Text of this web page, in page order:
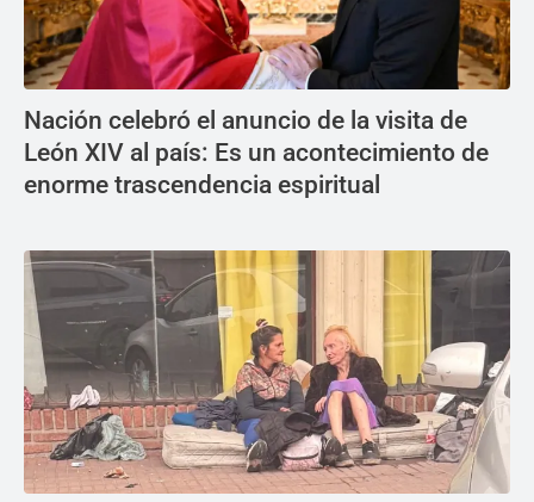
Nación celebró el anuncio de la visita de
León XIV al país: Es un acontecimiento de
enorme trascendencia espiritual